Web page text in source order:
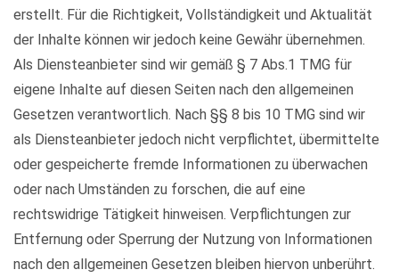
erstellt. Für die Richtigkeit, Vollständigkeit und Aktualität
der Inhalte können wir jedoch keine Gewähr übernehmen.
Als Diensteanbieter sind wir gemäß § 7 Abs.1 TMG für
eigene Inhalte auf diesen Seiten nach den allgemeinen
Gesetzen verantwortlich. Nach §§ 8 bis 10 TMG sind wir
als Diensteanbieter jedoch nicht verpflichtet, übermittelte
oder gespeicherte fremde Informationen zu überwachen
oder nach Umständen zu forschen, die auf eine
rechtswidrige Tätigkeit hinweisen. Verpflichtungen zur
Entfernung oder Sperrung der Nutzung von Informationen
nach den allgemeinen Gesetzen bleiben hiervon unberührt.